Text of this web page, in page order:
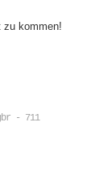
zu kommen!
- 711